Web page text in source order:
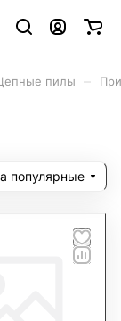
пилы
популярные